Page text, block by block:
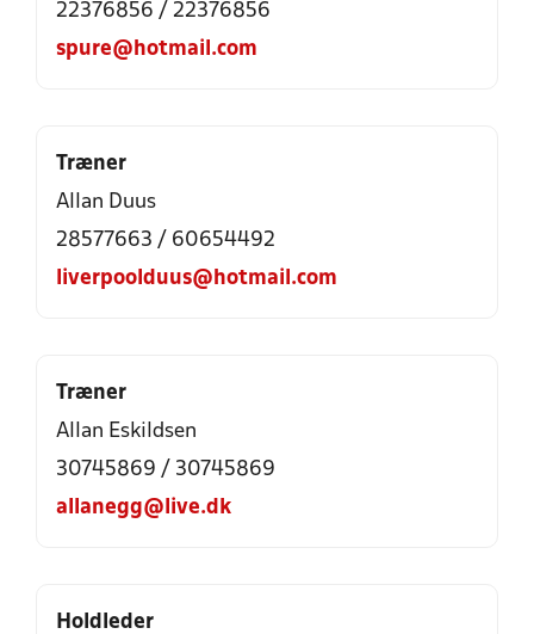
22376856 / 22376856
spure@hotmail.com
Træner
Allan Duus
28577663 / 60654492
liverpoolduus@hotmail.com
Træner
Allan Eskildsen
30745869 / 30745869
allanegg@live.dk
Holdleder